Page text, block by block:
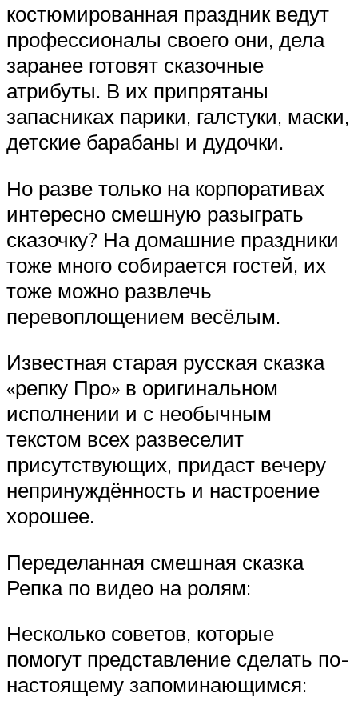
костюмированная праздник ведут
профессионалы своего они, дела
заранее готовят сказочные
атрибуты. В их припрятаны
запасниках парики, галстуки, маски,
детские барабаны и дудочки.
Но разве только на корпоративах
интересно смешную разыграть
сказочку? На домашние праздники
тоже много собирается гостей, их
тоже можно развлечь
перевоплощением весёлым.
Известная старая русская сказка
«репку Про» в оригинальном
исполнении и с необычным
текстом всех развеселит
присутствующих, придаст вечеру
непринуждённость и настроение
хорошее.
Переделанная смешная сказка
Репка по видео на ролям:
Несколько советов, которые
помогут представление сделать по-
настоящему запоминающимся: